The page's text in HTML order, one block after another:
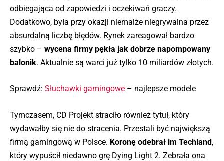
odbiegająca od zapowiedzi i oczekiwań graczy.
Dodatkowo, była przy okazji niemalże niegrywalna przez
absurdalną liczbę błędów. Rynek zareagował bardzo
szybko – wycena firmy pękła jak dobrze napompowany
balonik. Aktualnie są warci już tylko 10 miliardów złotych.
Sprawdź: Słuchawki gamingowe – najlepsze modele
Tymczasem, CD Projekt straciło również tytuł, który
wydawałby się nie do stracenia. Przestali być największą
firmą gamingową w Polsce. Koronę odebrał im Techland,
który wypuścił niedawno grę Dying Light 2. Zebrała ona